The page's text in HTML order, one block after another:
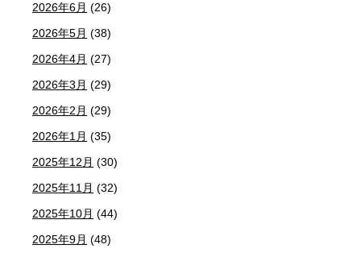
2026年6月 (26)
2026年5月 (38)
2026年4月 (27)
2026年3月 (29)
2026年2月 (29)
2026年1月 (35)
2025年12月 (30)
2025年11月 (32)
2025年10月 (44)
2025年9月 (48)